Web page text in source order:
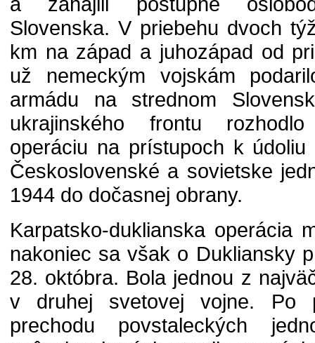
Slovenska. V priebehu dvoch
km na západ a juhozápad od
už nemeckým vojskám
armádu na strednom
ukrajinského frontu rozhodlo
operáciu na prístupoch k
Československé a sovietske
1944 do dočasnej obrany.
Karpatsko-duklianska
nakoniec sa však o Dukliansky
28. októbra. Bola jednou z
v druhej svetovej vojne. Po
prechodu povstaleckých